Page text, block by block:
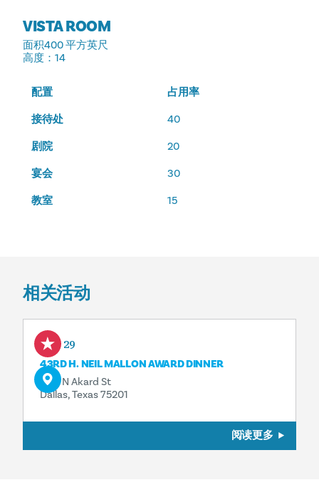
VISTA ROOM
面积400 平方英尺
高度 ：14
配置 占用率
接待处 40
剧院 20
宴会 30
教室 15
相关活动
Oct 29
43RD H. NEIL MALLON AWARD DINNER
1717 N Akard St
Dallas, Texas 75201
阅读更多